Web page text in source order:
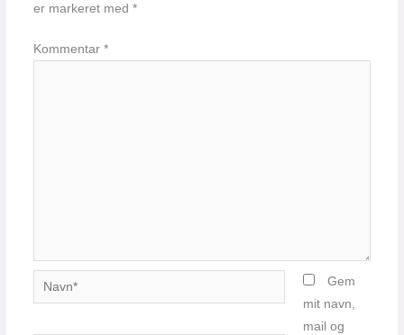
er markeret med *
Kommentar *
Navn*
Gem
mit navn,
mail og